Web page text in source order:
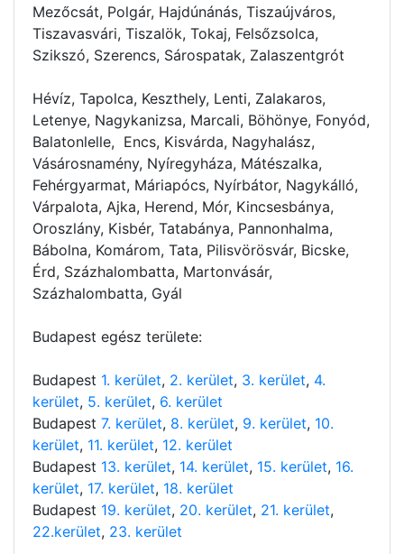
Mezőcsát, Polgár, Hajdúnánás, Tiszaújváros,
Tiszavasvári, Tiszalök, Tokaj, Felsőzsolca,
Szikszó, Szerencs, Sárospatak, Zalaszentgrót
Hévíz, Tapolca, Keszthely, Lenti, Zalakaros,
Letenye, Nagykanizsa, Marcali, Böhönye, Fonyód,
Balatonlelle, Encs, Kisvárda, Nagyhalász,
Vásárosnamény, Nyíregyháza, Mátészalka,
Fehérgyarmat, Máriapócs, Nyírbátor, Nagykálló,
Várpalota, Ajka, Herend, Mór, Kincsesbánya,
Oroszlány, Kisbér, Tatabánya, Pannonhalma,
Bábolna, Komárom, Tata, Pilisvörösvár, Bicske,
Érd, Százhalombatta, Martonvásár,
Százhalombatta, Gyál
Budapest egész területe:
Budapest 1. kerület, 2. kerület, 3. kerület, 4.
kerület, 5. kerület, 6. kerület
Budapest 7. kerület, 8. kerület, 9. kerület, 10.
kerület, 11. kerület, 12. kerület
Budapest 13. kerület, 14. kerület, 15. kerület, 16.
kerület, 17. kerület, 18. kerület
Budapest 19. kerület, 20. kerület, 21. kerület,
22.kerület, 23. kerület